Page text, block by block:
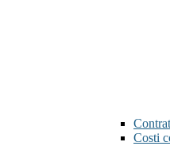
Costi